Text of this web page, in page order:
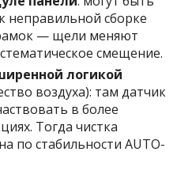
неправильной сборке
— щели меняют
смещение.
логикой
воздуха): там датчик
в более
Тогда чистка
по стабильности AUTO-